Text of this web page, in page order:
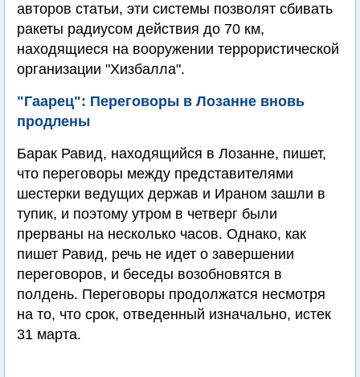
авторов статьи, эти системы позволят сбивать
ракеты радиусом действия до 70 км,
находящиеся на вооружении террористической
организации "Хизбалла".
"Гаарец": Переговоры в Лозанне вновь
продлены
Барак Равид, находящийся в Лозанне, пишет,
что переговоры между представителями
шестерки ведущих держав и Ираном зашли в
тупик, и поэтому утром в четверг были
прерваны на несколько часов. Однако, как
пишет Равид, речь не идет о завершении
переговоров, и беседы возобновятся в
полдень. Переговоры продолжатся несмотря
на то, что срок, отведенный изначально, истек
31 марта.